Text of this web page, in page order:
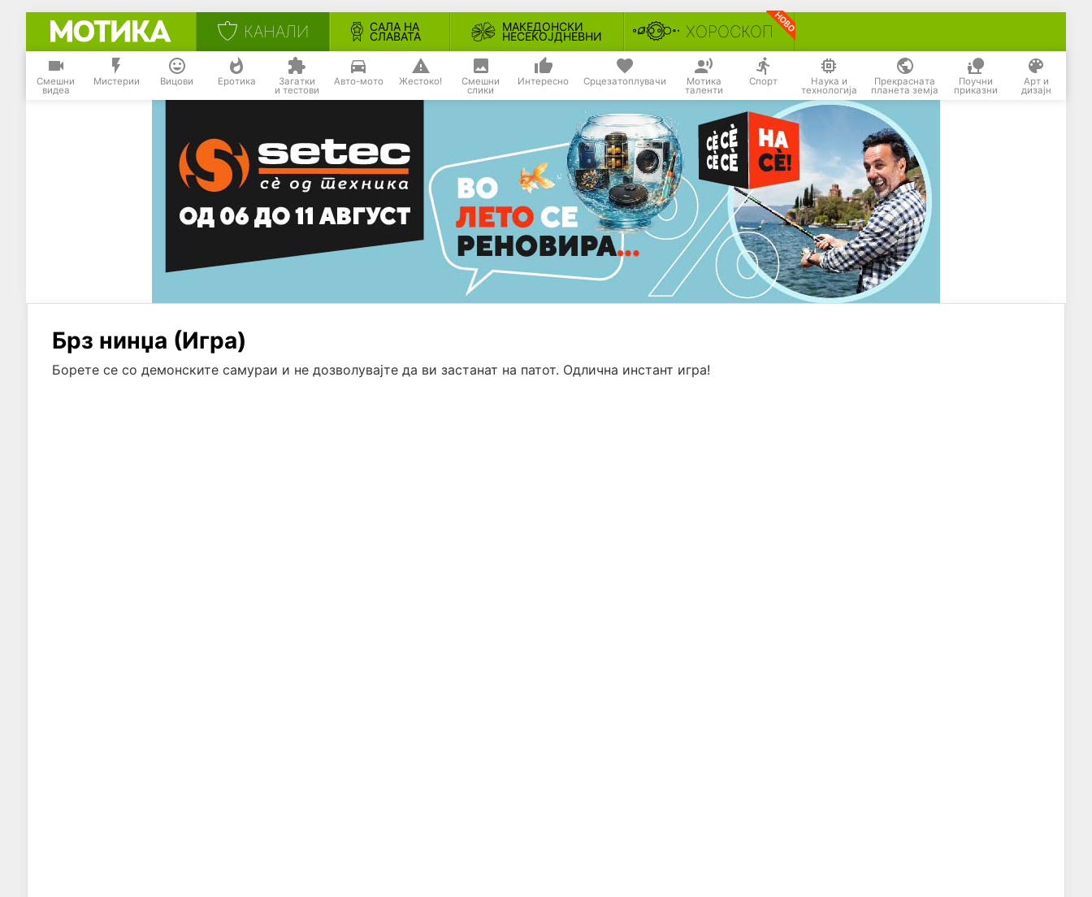
КАНАЛИ САЛА НА
СЛАВАТА
МАКЕДОНСКИ
НЕСЕКОЈДНЕВНИ ХОРОСКОП
Смешни
видеа
Мистерии Вицови Еротика Загатки
и тестови
Авто-мото Жестоко! Смешни
слики
Интересно Срцезатоплувачи Мотика
таленти
Спорт Наука и
технологија
Прекрасната
планета земја
Поучни
приказни
Арт и
дизајн
Брз нинџа (Игра)
Борете се со демонските самураи и не дозволувајте да ви застанат на патот. Одлична инстант игра!